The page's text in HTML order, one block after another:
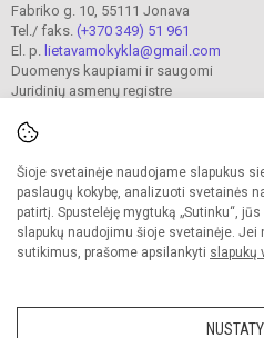
Šioje svetainėje naudojame slapukus
paslaugų kokybę, analizuoti svetainės
patirtį. Spustelėję mygtuką „Sutinku“,
slapukų naudojimu šioje svetainėje.
sutikimus, prašome apsilankyti slapukų
Fabriko g. 10, 55111 Jonava
Tel./ faks. (+370 349) 51 961
El. p. lietavamokykla@gmail.com
Duomenys kaupiami ir saugomi
Juridinių asmenų registre
© 2023. Jonavos Lietavos
Kopijuoti turinį be raštiško įstaigos
Prieinamumo paraiška
svetainę